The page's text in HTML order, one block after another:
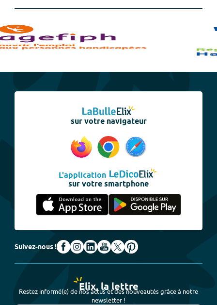
sur votre navigateur
L'application
sur votre smartphone
Suivez-nous !
Elix, la lettre
Restez informé(e) de nos actus et des nouveautés grâce à notre
newsletter !